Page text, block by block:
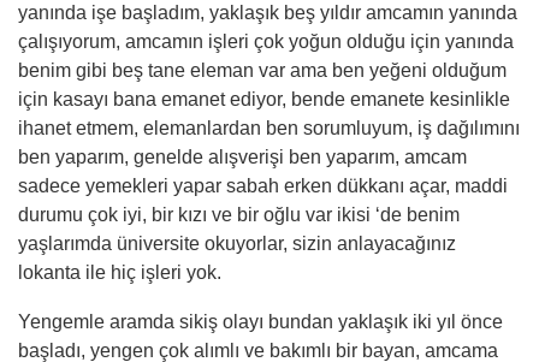
yanında işe başladım, yaklaşık beş yıldır amcamın yanında
çalışıyorum, amcamın işleri çok yoğun olduğu için yanında
benim gibi beş tane eleman var ama ben yeğeni olduğum
için kasayı bana emanet ediyor, bende emanete kesinlikle
ihanet etmem, elemanlardan ben sorumluyum, iş dağılımını
ben yaparım, genelde alışverişi ben yaparım, amcam
sadece yemekleri yapar sabah erken dükkanı açar, maddi
durumu çok iyi, bir kızı ve bir oğlu var ikisi ‘de benim
yaşlarımda üniversite okuyorlar, sizin anlayacağınız
lokanta ile hiç işleri yok.
Yengemle aramda sikiş olayı bundan yaklaşık iki yıl önce
başladı, yengen çok alımlı ve bakımlı bir bayan, amcama